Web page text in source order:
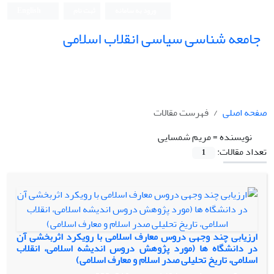
جامعه شناسی سیاسی انقلاب اسلامی
صفحه اصلی
فهرست مقالات
نویسنده =مریم شمسایی
تعداد مقالات:
1
ارزیابی چند وجهی دروس معارف اسلامی با رویکرد اثربخشی آن
در دانشگاه ها (مورد پژوهش دروس اندیشه اسلامی، انقلاب
اسلامی، تاریخ تحلیلی صدر اسلام و معارف اسلامی)